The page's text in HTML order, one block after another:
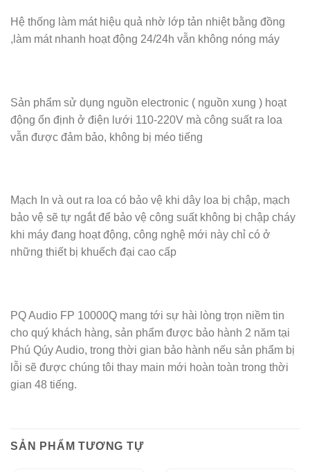
Hệ thống làm mát hiệu quả nhờ lớp tản nhiệt bằng đồng
,làm mát nhanh hoạt động 24/24h vẫn không nóng máy
Sản phẩm sử dụng nguồn electronic ( nguồn xung ) hoạt
động ổn định ở điện lưới 110-220V mà công suất ra loa
vẫn được đảm bảo, không bị méo tiếng
Mạch In và out ra loa có bảo vệ khi dây loa bị chập, mạch
bảo vệ sẽ tự ngắt để bảo vệ công suất không bị chập cháy
khi máy đang hoạt động, công nghệ mới này chỉ có ở
những thiết bị khuếch đại cao cấp
PQ Audio FP 10000Q mang tới sự hài lòng trọn niềm tin
cho quý khách hàng, sản phẩm được bảo hành 2 năm tại
Phú Qúy Audio, trong thời gian bảo hành nếu sản phẩm bị
lỗi sẽ được chúng tôi thay main mới hoàn toàn trong thời
gian 48 tiếng.
SẢN PHẨM TƯƠNG TỰ